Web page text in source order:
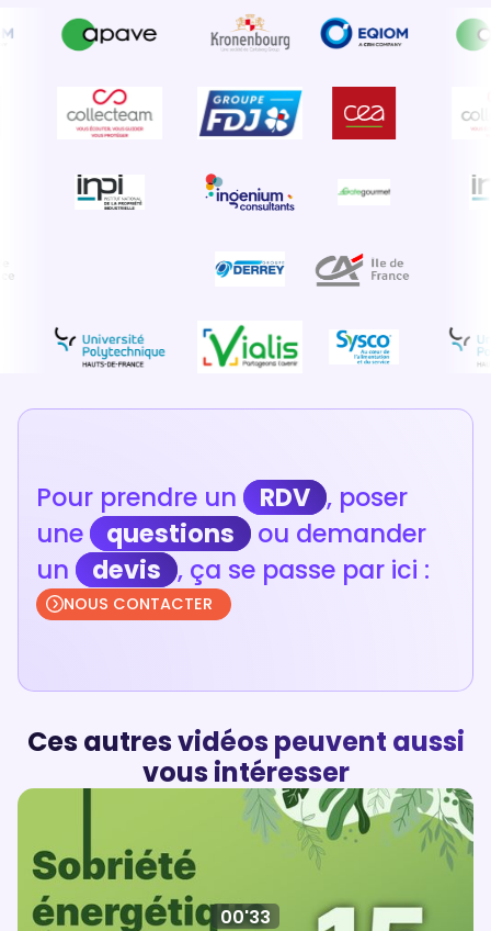
Pour prendre un RDV , poser
une
questions
ou demander
un
devis , ça se passe par ici :
NOUS CONTACTER
Ces autres vidéos peuvent aussi
vous intéresser
00'33